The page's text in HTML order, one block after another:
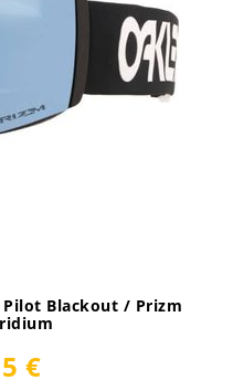
Pilot Blackout / Prizm
€